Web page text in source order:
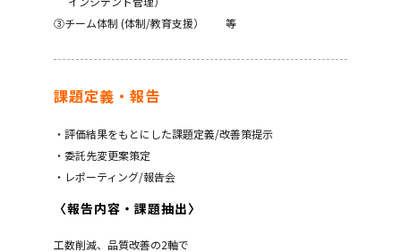
③チーム体制 (体制/教育支援） 等
課題定義・報告
・評価結果をもとにした課題定義/改善策提示
・委託先変更案策定
・レポーティング/報告会
〈報告内容・課題抽出〉
工数削減、品質改善の2軸で